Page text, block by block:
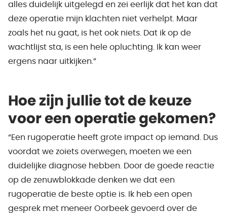
alles duidelijk uitgelegd en zei eerlijk dat het kan dat
deze operatie mijn klachten niet verhelpt. Maar
zoals het nu gaat, is het ook niets. Dat ik op de
wachtlijst sta, is een hele opluchting. Ik kan weer
ergens naar uitkijken.”
Hoe zijn jullie tot de keuze
voor een operatie gekomen?
“Een rugoperatie heeft grote impact op iemand. Dus
voordat we zoiets overwegen, moeten we een
duidelijke diagnose hebben. Door de goede reactie
op de zenuwblokkade denken we dat een
rugoperatie de beste optie is. Ik heb een open
gesprek met meneer Oorbeek gevoerd over de